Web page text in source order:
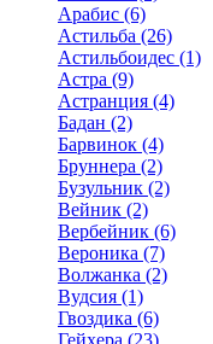
Арабис (6)
Астильба (26)
Астильбоидес (1)
Астра (9)
Астранция (4)
Бадан (2)
Барвинок (4)
Бруннера (2)
Бузульник (2)
Вейник (2)
Вербейник (6)
Вероника (7)
Волжанка (2)
Вудсия (1)
Гвоздика (6)
Гейхера (23)